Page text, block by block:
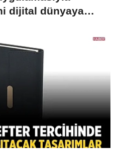
dijital dünyaya